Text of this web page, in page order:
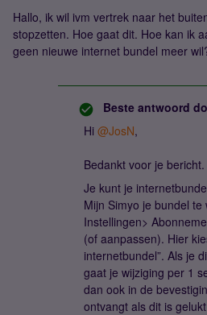
Hallo, ik wil ivm vertrek naar het
stopzetten. Hoe gaat dit. Hoe kan ik
geen nieuwe internet bundel meer
Beste antwoord
Hi @JosN,
Bedankt voor je
Je kunt je
Mijn Simyo je bundel te
Instellingen>
(of aanpassen). Hier
internetbundel”. Als je
gaat je wijziging per 1
dan ook in de
ontvangt als dit is